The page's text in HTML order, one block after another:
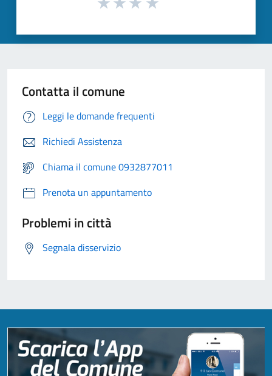
Contatta il comune
Leggi le domande frequenti
Richiedi Assistenza
Chiama il comune 0932877011
Prenota un appuntamento
Problemi in città
Segnala disservizio